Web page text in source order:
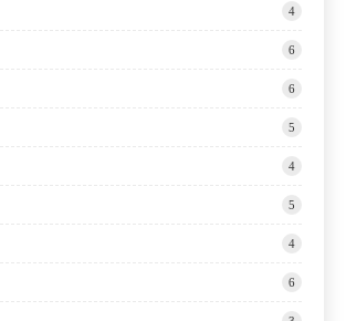
4
6
6
5
4
5
4
6